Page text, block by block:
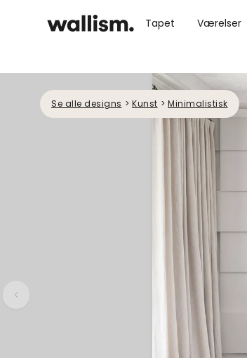
Tapet Værelser
Se alle designs > Kunst > Minimalistisk